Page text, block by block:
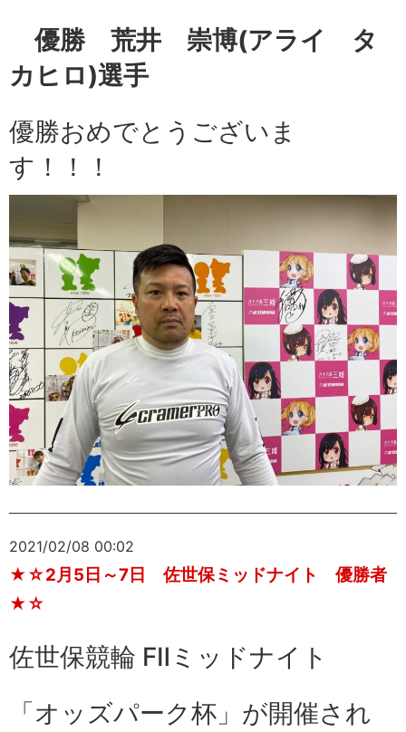
優勝 荒井 崇博(アライ タ
カヒロ)選手
優勝おめでとうございま
す！！！
2021/02/08 00:02
★☆2月5日～7日 佐世保ミッドナイト 優勝者
★☆
佐世保競輪 FⅡミッドナイト
「オッズパーク杯」が開催され